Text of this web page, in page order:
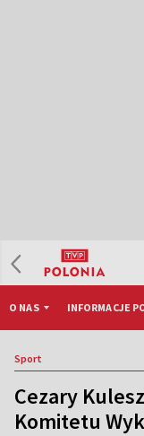
O NAS INFORMACJE
Sport
Cezary
Komitetu